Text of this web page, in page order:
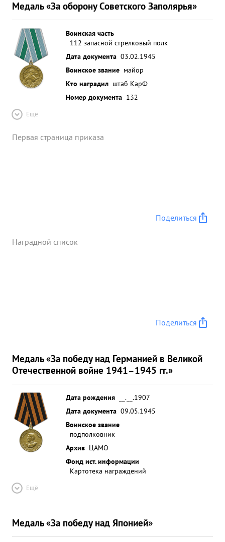
Медаль «За оборону Советского Заполярья»
Воинская часть
112 запасной стрелковый полк
Дата документа 03.02.1945
Воинское звание майор
Кто наградил штаб КарФ
Номер документа 132
Ещё
Первая страница приказа
Поделиться
Наградной список
Поделиться
Медаль «За победу над Германией в Великой
Отечественной войне 1941–1945 гг.»
Дата рождения
__.__.1907
Дата документа 09.05.1945
Воинское звание
подполковник
Архив ЦАМО
Фонд ист. информации
Картотека награждений
Ещё
Медаль «За победу над Японией»